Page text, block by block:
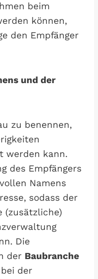
beim
können,
den Empfänger
und der
zu benennen,
werden kann.
des Empfängers
Namens
sodass der
(zusätzliche)
Die
der Baubranche
der